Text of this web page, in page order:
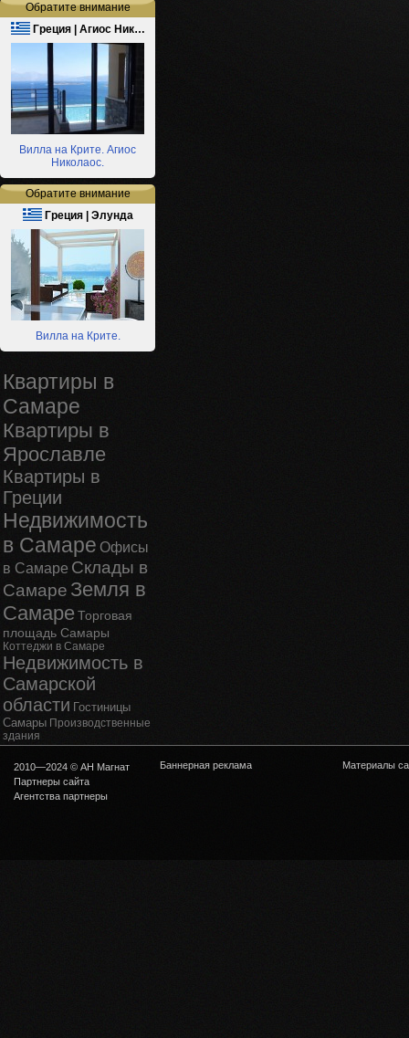
Обратите внимание
Греция | Агиос Ник…
Вилла на Крите. Агиос
Николаос.
Обратите внимание
Греция | Элунда
Вилла на Крите.
Квартиры в
Самаре
Квартиры в
Ярославле
Квартиры в
Греции
Недвижимость
в Самаре Офисы
в Самаре Склады в
Самаре Земля в
СамареТорговая
площадь Самары
Коттеджи в Самаре
Недвижимость в
Самарской
области Гостиницы
Самары Производственные
здания
2010—2024 © АН Магнат
Партнеры сайта
Агентства партнеры
Баннерная реклама Материалы